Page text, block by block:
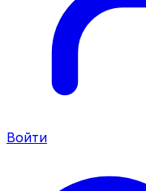
Войти